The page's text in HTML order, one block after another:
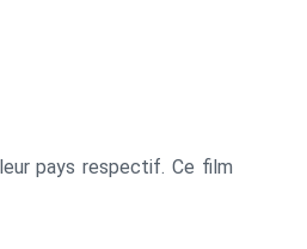
pays respectif. Ce film